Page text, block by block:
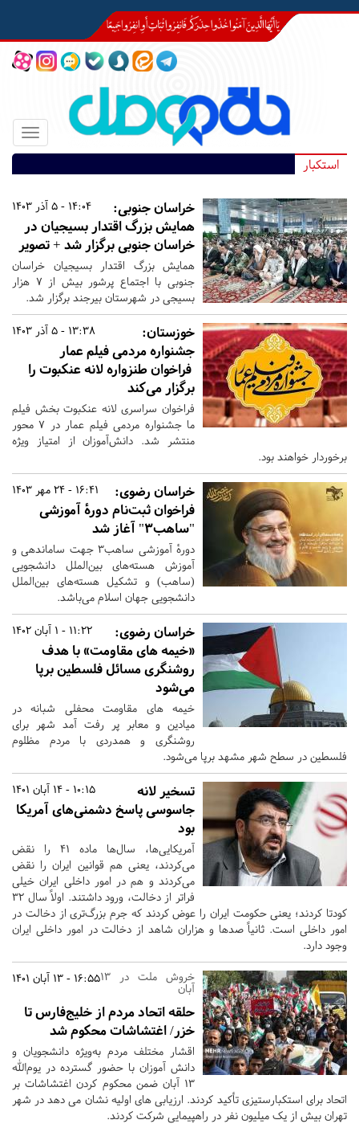
Toggle
استکبار
14:04 - 5 آذر 1403
خراسان جنوبی:
همایش بزرگ اقتدار بسیجیان در
خراسان جنوبی برگزار شد + تصویر
همایش بزرگ اقتدار بسیجیان خراسان
جنوبی با اجتماع پرشور بیش از ۷ هزار
بسیجی در شهرستان بیرجند برگزار شد.
13:38 - 5 آذر 1403
خوزستان:
جشنواره مردمی فیلم عمار​​​​​​​
فراخوان طنزواره لانه عنکبوت را
برگزار می‌کند
فراخوان سراسری لانه عنکبوت بخش فیلم
ما جشنواره مردمی فیلم عمار در ۷ محور
منتشر شد. دانش‌آموزان از امتیاز ویژه
برخوردار خواهند بود.
16:41 - 24 مهر 1403
خراسان رضوی:
فراخوان ثبت‌نام دورهٔ آموزشی
"ساهب۳" آغاز شد
دورهٔ آموزشی ساهب۳ جهت ساماندهی و
آموزش هسته‌های بین‌الملل دانشجویی
(ساهب) و تشکیل هسته‌های بین‌الملل
دانشجویی جهان اسلام می‌باشد.
11:22 - 1 آبان 1402
خراسان رضوی:
«خیمه های مقاومت» با هدف
روشنگری مسائل فلسطین برپا
می‌شود
خیمه های مقاومت محفلی شبانه در
میادین و معابر پر رفت آمد شهر برای
روشنگری و همدردی با مردم مظلوم
فلسطین در سطح شهر مشهد برپا می‌شود.
10:15 - 14 آبان 1401
تسخیر لانه
جاسوسی پاسخ دشمنی‌های آمریکا
بود
آمریکایی‌ها، سال‌ها ماده ۴۱ را نقض
می‌کردند، یعنی هم قوانین ایران را نقض
می‌کردند و هم در امور داخلی ایران خیلی
فراتر از دخالت، ورود داشتند. اولاً سال ۳۲
کودتا کردند؛ یعنی حکومت ایران را عوض کردند که جرم بزرگ‌تری از دخالت در
امور داخلی است. ثانیاً صدها و هزاران شاهد از دخالت در امور داخلی ایران
وجود دارد.
16:55 - 13 آبان 1401خروش ملت در ۱۳
آبان
حلقه اتحاد مردم از خلیج‌فارس تا
خزر/ اغتشاشات محکوم شد
اقشار مختلف مردم به‌ویژه دانشجویان و
دانش آموزان با حضور گسترده در یوم‌الله
۱۳ آبان ضمن محکوم کردن اغتشاشات بر
اتحاد برای استکبارستیزی تأکید کردند. ارزیابی های اولیه نشان می دهد در شهر
تهران بیش از یک میلیون نفر در راهپیمایی شرکت کردند.